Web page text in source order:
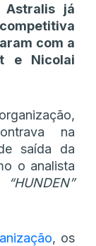
Astralis já
com a
e Nicolai
na
saída da
o analista
“HUNDEN”
, os